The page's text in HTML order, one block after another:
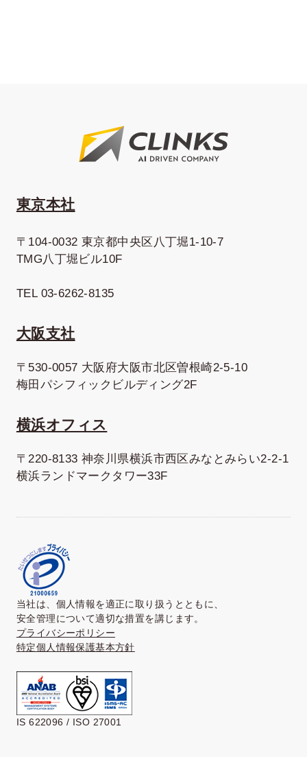
東京本社
〒104-0032 東京都中央区八丁堀1-10-7
TMG八丁堀ビル10F
TEL 03-6262-8135
大阪支社
〒530-0057 大阪府大阪市北区曽根崎2-5-10
梅田パシフィックビルディング2F
横浜オフィス
〒220-8133 神奈川県横浜市西区みなとみらい2-2-1
横浜ランドマークタワー33F
当社は、個人情報を適正に取り扱うとともに、
安全管理について適切な措置を講じます。
プライバシーポリシー
特定個人情報保護基本方針
IS 622096 / ISO 27001